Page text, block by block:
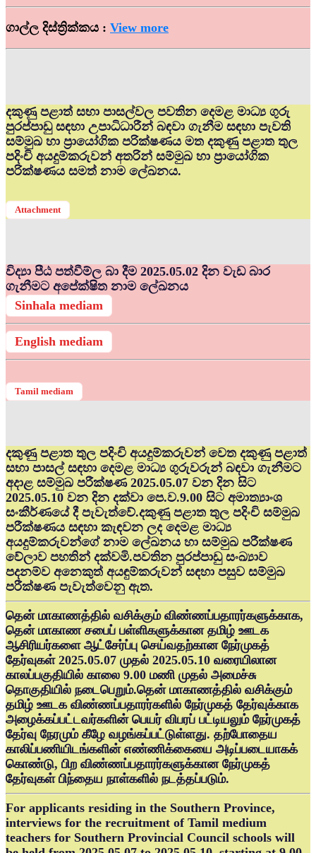
ගාල්ල දිස්ත්‍රික්කය : View more
දකුණු පළාත් සභා පාසල්වල පවතින දෙමළ මාධ්‍ය ගුරු
පුරප්පාඩු සඳහා උපාධිධාරීන් බඳවා ගැනීම සඳහා පැවති
සම්මුඛ හා ප්‍රායෝගික පරික්ෂණය මත දකුණු පළාත තුල
පදිංචි අයදුම්කරුවන් අතරින් සම්මුඛ හා ප්‍රායෝගික
පරික්ෂණය සමත් නාම ලේඛනය.
Attachment
විද්‍යා පීඨ පත්වීම්ල බා දීම 2025.05.02 දින වැඩ බාර
ගැනීමට අපේක්ෂිත නාම ලේඛනය
Sinhala mediam
English mediam
Tamil mediam
දකුණු පළාත තුල පදිංචි අයදුම්කරුවන් වෙත දකුණු පළාත්
සභා පාසල් සඳහා දෙමළ මාධ්‍ය ගුරුවරුන් බඳවා ගැනීමට
අදාළ සම්මුඛ පරීක්ෂණ 2025.05.07 වන දින සිට
2025.05.10 වන දින දක්වා පෙ.ව.9.00 සිට අමාත්‍යාංශ
සංකීර්ණයේ දී පැවැත්වේ.දකුණු පළාත තුල පදිංචි සම්මුඛ
පරීක්ෂණය සඳහා කැඳවන ලද දෙමළ මාධ්‍ය
අයදුම්කරුවන්ගේ නාම ලේඛනය හා සම්මුඛ පරීක්ෂණ
වේලාව පහතින් දක්වමි.පවතින පුරප්පාඩු සංඛ්‍යාව
පදනම්ව අනෙකුත් අයඳුම්කරුවන් සඳහා පසුව සම්මුඛ
පරීක්ෂණ පැවැත්වෙනු ඇත.
தென் மாகாணத்தில் வசிக்கும் விண்ணப்பதாரர்களுக்காக,
தென் மாகாண சபைப் பள்ளிகளுக்கான தமிழ் ஊடக
ஆசிரியர்களை ஆட்சேர்ப்பு செய்வதற்கான நேர்முகத்
தேர்வுகள் 2025.05.07 முதல் 2025.05.10 வரையிலான
காலப்பகுதியில் காலை 9.00 மணி முதல் அமைச்சு
தொகுதியில் நடைபெறும்.தென் மாகாணத்தில் வசிக்கும்
தமிழ் ஊடக விண்ணப்பதாரர்களில் நேர்முகத் தேர்வுக்காக
அழைக்கப்பட்டவர்களின் பெயர் விபரப் பட்டியலும் நேர்முகத்
தேர்வு நேரமும் கீழே வழங்கப்பட்டுள்ளது. தற்போதைய
காலிப்பணியிடங்களின் எண்ணிக்கையை அடிப்படையாகக்
கொண்டு, பிற விண்ணப்பதாரர்களுக்கான நேர்முகத்
தேர்வுகள் பிந்தைய நாள்களில் நடத்தப்படும்.
For applicants residing in the Southern Province,
interviews for the recruitment of Tamil medium
teachers for Southern Provincial Council schools will